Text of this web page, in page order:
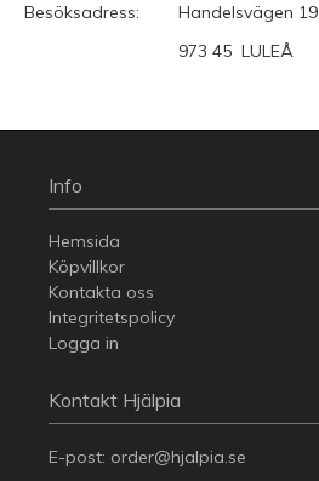
Besöksadress:
Handelsvägen 19
973 45 LULEÅ
Info
Hemsida
Köpvillkor
Kontakta oss
Integritetspolicy
Logga in
Kontakt Hjälpia
E-post: order@hjalpia.se